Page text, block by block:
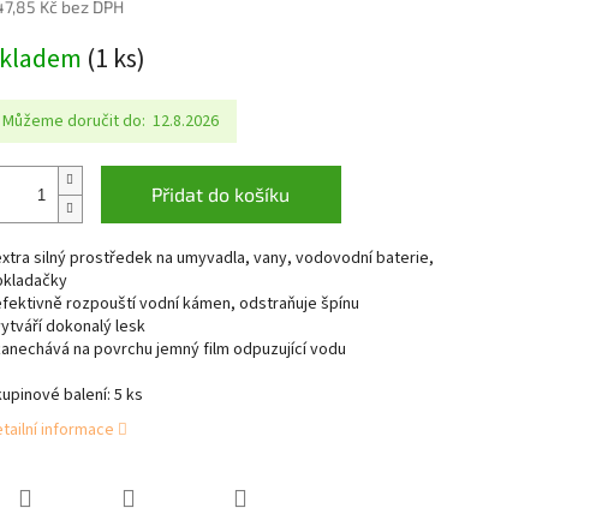
Kč bez DPH
(1 ks)
Můžeme doručit do: 12.8.2026
Přidat do košíku
silný prostředek na umyvadla, vany, vodovodní baterie,
rozpouští vodní kámen, odstraňuje špínu
dokonalý lesk
na povrchu jemný film odpuzující vodu
balení: 5 ks
informace